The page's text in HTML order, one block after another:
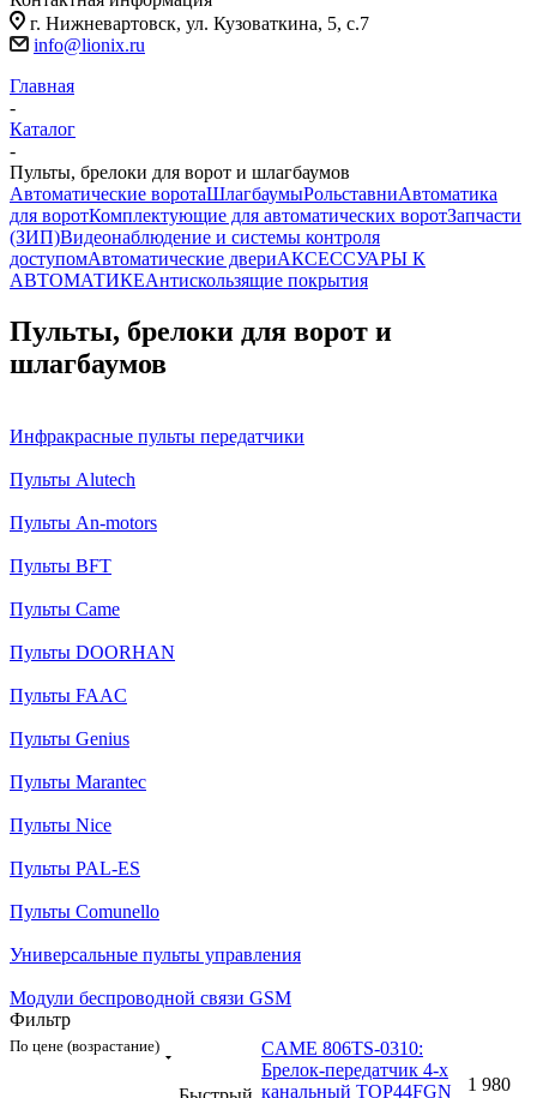
г. Нижневартовск, ул. Кузоваткина, 5, с.7
info@lionix.ru
Главная
-
Каталог
-
Пульты, брелоки для ворот и шлагбаумов
Автоматические воротаШлагбаумыРольставниАвтоматика
для воротКомплектующие для автоматических воротЗапчасти
(ЗИП)Видеонаблюдение и системы контроля
доступомАвтоматические двериАКСЕССУАРЫ К
АВТОМАТИКЕАнтискользящие покрытия
Пульты, брелоки для ворот и
шлагбаумов
Инфракрасные пульты передатчики
Пульты Alutech
Пульты An-motors
Пульты BFT
Пульты Came
Пульты DOORHAN
Пульты FAAC
Пульты Genius
Пульты Marantec
Пульты Nice
Пульты PAL-ES
Пульты Сomunello
Универсальные пульты управления
Модули беспроводной связи GSM
Фильтр
По цене (возрастание)
CAME 806TS-0310:
Брелок-передатчик 4-х
канальный TOP44FGN
1 980